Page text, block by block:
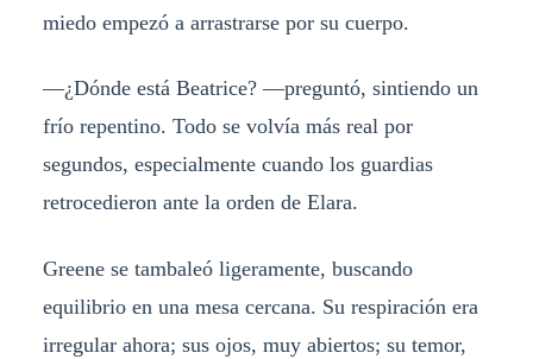
miedo empezó a arrastrarse por su cuerpo.
—¿Dónde está Beatrice? —preguntó, sintiendo un
frío repentino. Todo se volvía más real por
segundos, especialmente cuando los guardias
retrocedieron ante la orden de Elara.
Greene se tambaleó ligeramente, buscando
equilibrio en una mesa cercana. Su respiración era
irregular ahora; sus ojos, muy abiertos; su temor,